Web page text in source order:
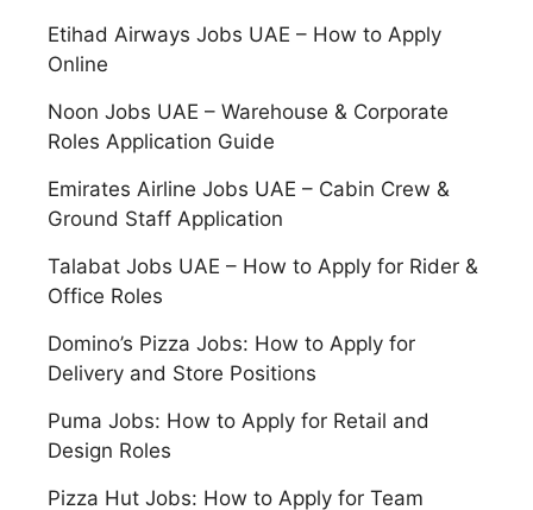
Etihad Airways Jobs UAE – How to Apply
Online
Noon Jobs UAE – Warehouse & Corporate
Roles Application Guide
Emirates Airline Jobs UAE – Cabin Crew &
Ground Staff Application
Talabat Jobs UAE – How to Apply for Rider &
Office Roles
Domino’s Pizza Jobs: How to Apply for
Delivery and Store Positions
Puma Jobs: How to Apply for Retail and
Design Roles
Pizza Hut Jobs: How to Apply for Team